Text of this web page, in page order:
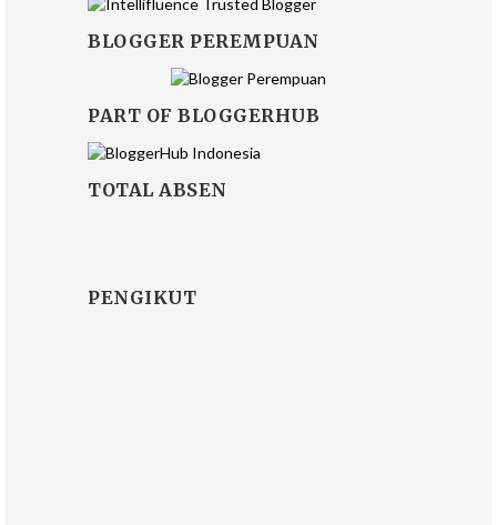
BLOGGER PEREMPUAN
PART OF BLOGGERHUB
TOTAL ABSEN
PENGIKUT